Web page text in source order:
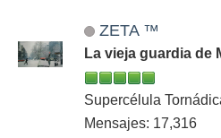
ZETA ™
La vieja guardia de
Supercélula
Mensajes: 17,316